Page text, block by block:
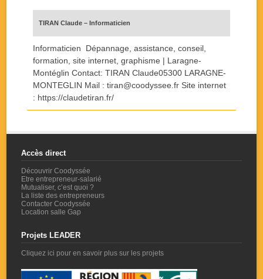
TIRAN Claude – Informaticien
Informaticien Dépannage, assistance, conseil,
formation, site internet, graphisme | Laragne-
Montéglin Contact: TIRAN Claude05300 LARAGNE-
MONTEGLIN Mail : tiran@coodyssee.fr Site internet
: https://claudetiran.fr/
Accès direct
Découvrir Coodyssée
Etre entrepreneur-salarié
Mutualiser, c’est quoi ?
La liste des entrepreneurs
Contacter Coodyssée
Location salle Gap
Projets LEADER
Cliquez ici pour en savoir plus sur les projets